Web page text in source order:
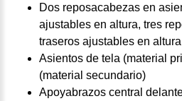
Dos reposacabezas en
ajustables en altura, tres
traseros ajustables en altura
Asientos de tela (material
(material secundario)
Apoyabrazos central